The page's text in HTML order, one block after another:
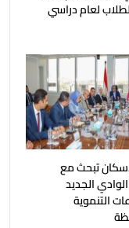
لعام دراسي
تبحث مع
الجديد
التنموية